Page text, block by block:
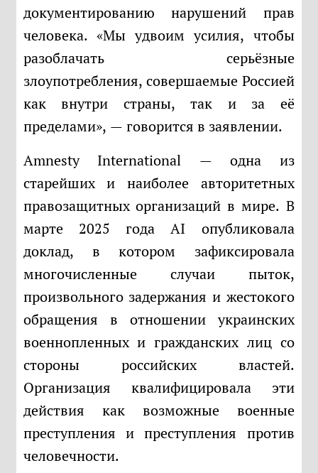
документированию нарушений прав
человека. «Мы удвоим усилия, чтобы
разоблачать серьёзные
злоупотребления, совершаемые Россией
как внутри страны, так и за её
пределами», — говорится в заявлении.
Amnesty International — одна из
старейших и наиболее авторитетных
правозащитных организаций в мире. В
марте 2025 года AI опубликовала
доклад, в котором зафиксировала
многочисленные случаи пыток,
произвольного задержания и жестокого
обращения в отношении украинских
военнопленных и гражданских лиц со
стороны российских властей.
Организация квалифицировала эти
действия как возможные военные
преступления и преступления против
человечности.